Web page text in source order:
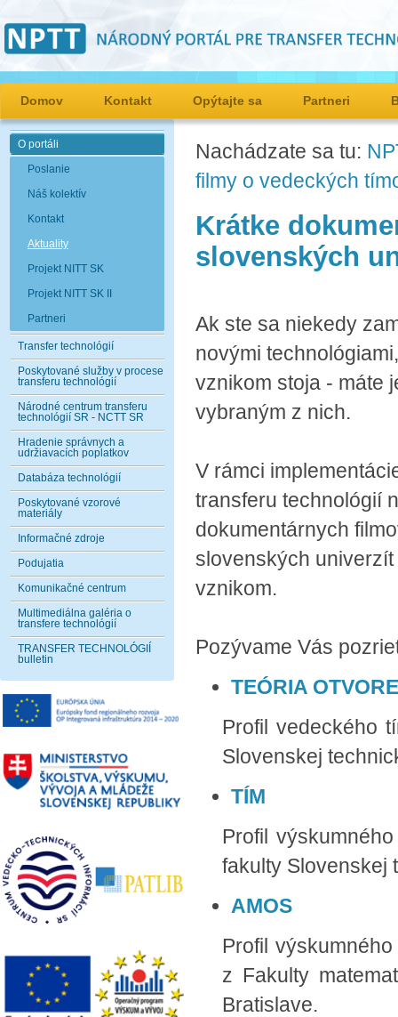
Domov Kontakt Opýtajte sa Partneri
O portáli
Poslanie
Náš kolektív
Kontakt
Aktuality
Projekt NITT SK
Projekt NITT SK II
Partneri
Transfer technológií
Poskytované služby v procese
transferu technológií
Národné centrum transferu
technológií SR - NCTT SR
Hradenie správnych a
udržiavacích poplatkov
Databáza technológií
Poskytované vzorové
materiály
Informačné zdroje
Podujatia
Komunikačné centrum
Multimediálna galéria o
transfere technológií
TRANSFER TECHNOLÓGIÍ
bulletin
Nachádzate sa tu:
filmy o vedeckých
Krátke
slovenských
Ak ste sa niekedy
novými
vznikom stoja - máte
vybraným z nich.
V rámci
transferu technológií
dokumentárnych
slovenských
vznikom.
Pozývame Vás
TEÓRIA
Profil vedeckého
Slovenskej
TÍM
Profil
fakulty Slovenskej
AMOS
Profil
z Fakulty
Bratislave.